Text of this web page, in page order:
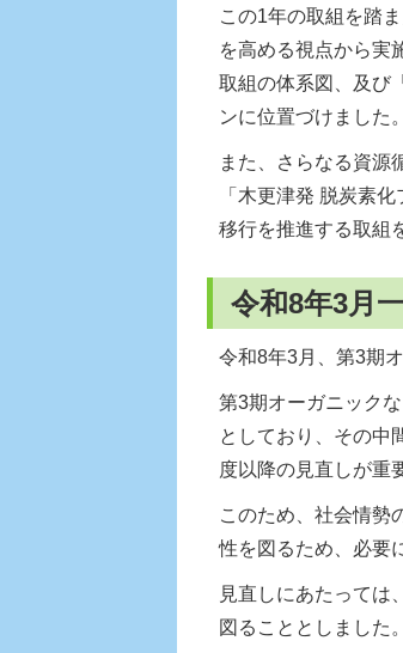
この1年の取組を踏
を高める視点から実
取組の体系図、及び
ンに位置づけました。
また、さらなる資源
「木更津発 脱炭素
移行を推進する取組
令和8年3月
令和8年3月、第3期
第3期オーガニック
としており、その中
度以降の見直しが重
このため、社会情勢
性を図るため、必要
見直しにあたっては
図ることとしました。